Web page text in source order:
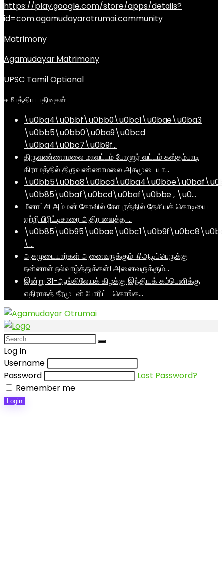
https://play.google.com/store/apps/details?
id=com.agamudayarotrumai.community
Matrimony
Agamudayar Matrimony
UPSC Tamil Optional
சமீபத்திய பதிவுகள்
\u0ba4\u0bbf\u0bb0\u0bc1\u0bae\u0ba3
\u0bb5\u0bb0\u0ba9\u0bcd
\u0ba4\u0bc7\u0b9f…
திருவண்ணாமலை மாவட்டம் போளூர் வட்டம் கஸ்தம்பாடி
கிராமத்தில் திருவண்ணாமலை அகமுடையா…
\u0b85\u0baf\u0bcd\u0baf\u0bbe , \u0…
மீனாட்சி அம்மன் கோவில் கோபுரத்தில் தேசியக் கொடியை
ஏற்றி பிரிட்டிசாரை அதிர வைத்த …
\…
அகமுடையார்கள் அனைவருக்கும் #ஆடிப்பெருக்கு
நன்னாள் நல்வாழ்த்துக்கள்! அனைவருக்கும்…
இன்று 31-ஆங்கிலேயக் கிழக்கு இந்தியக் கம்பெனிக்கு
எதிராகத் தீரமுடன் போரிட்ட கொங்க…
Log In
Username
Password
Lost Password?
Remember me
Login